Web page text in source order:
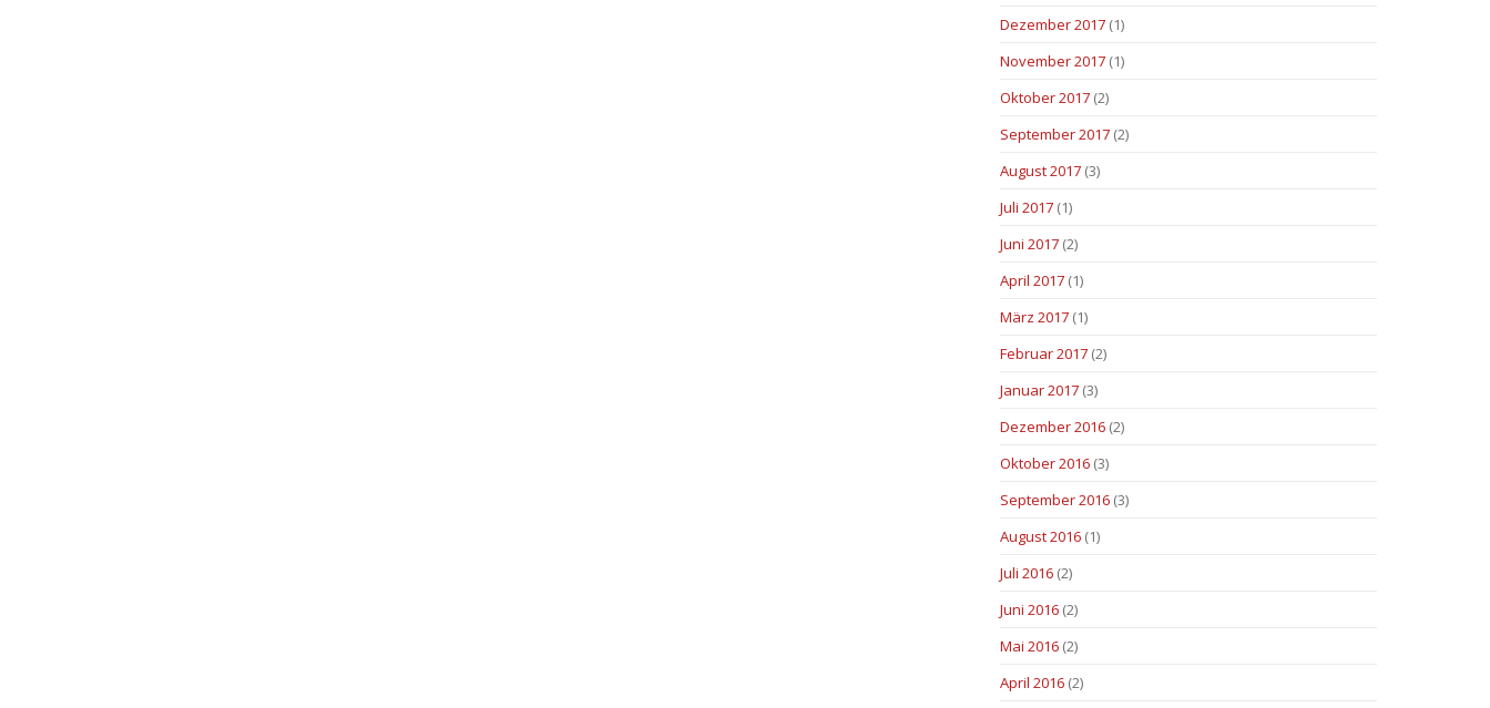
Dezember 2017 (1)
November 2017 (1)
Oktober 2017 (2)
September 2017 (2)
August 2017 (3)
Juli 2017 (1)
Juni 2017 (2)
April 2017 (1)
März 2017 (1)
Februar 2017 (2)
Januar 2017 (3)
Dezember 2016 (2)
Oktober 2016 (3)
September 2016 (3)
August 2016 (1)
Juli 2016 (2)
Juni 2016 (2)
Mai 2016 (2)
April 2016 (2)